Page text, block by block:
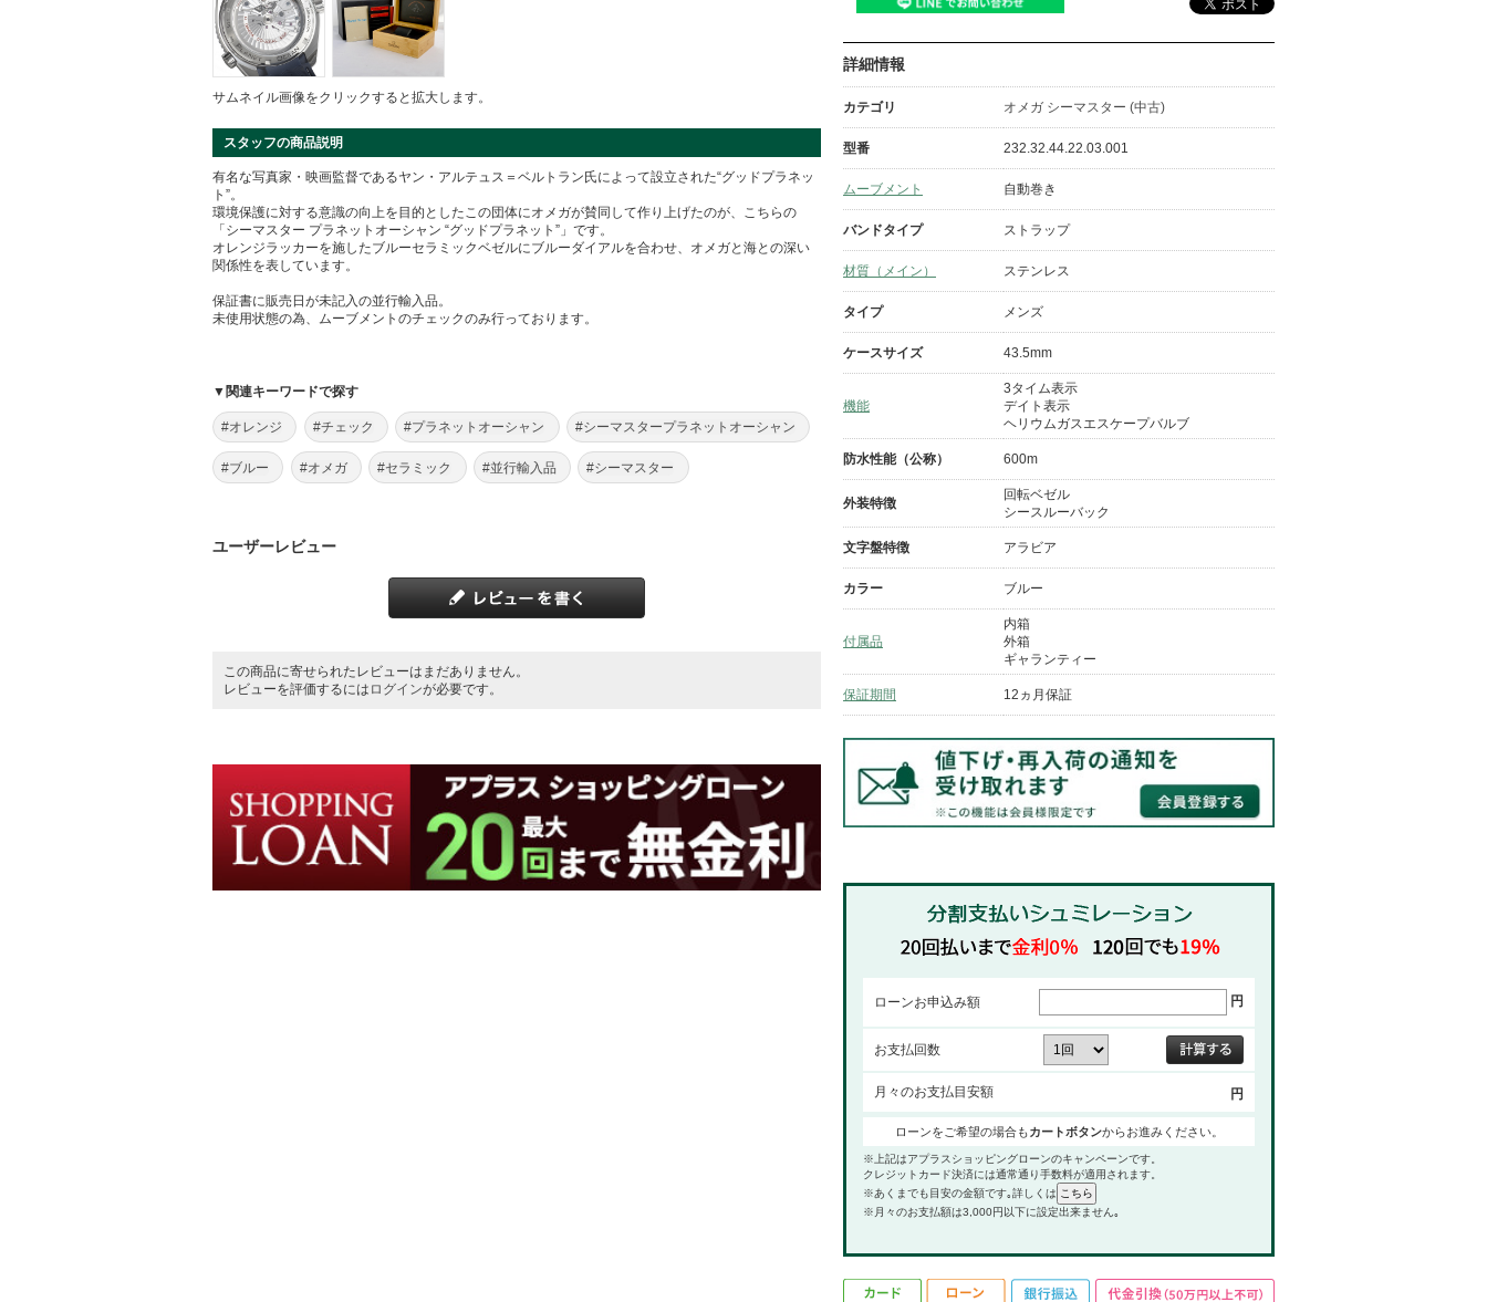
サムネイル画像をクリックすると拡大します。
スタッフの商品説明
有名な写真家・映画監督であるヤン・アルテュス＝ベルトラン氏によって設立された“グッドプラネッ
ト”。
環境保護に対する意識の向上を目的としたこの団体にオメガが賛同して作り上げたのが、こちらの
「シーマスター プラネットオーシャン “グッドプラネット”」です。
オレンジラッカーを施したブルーセラミックベゼルにブルーダイアルを合わせ、オメガと海との深い
関係性を表しています。
保証書に販売日が未記入の並行輸入品。
未使用状態の為、ムーブメントのチェックのみ行っております。
▼関連キーワードで探す
#オレンジ #チェック #プラネットオーシャン #シーマスタープラネットオーシャン
#ブルー #オメガ #セラミック #並行輸入品 #シーマスター
ユーザーレビュー
この商品に寄せられたレビューはまだありません。
レビューを評価するには ログインが必要です。
詳細情報
カテゴリ オメガ シーマスター (中古)
型番 232.32.44.22.03.001
ムーブメント 自動巻き
バンドタイプ ストラップ
材質（メイン） ステンレス
タイプ メンズ
ケースサイズ 43.5mm
機能
3タイム表示
デイト表示
ヘリウムガスエスケープバルブ
防水性能（公称） 600m
外装特徴
回転ベゼル
シースルーバック
文字盤特徴 アラビア
カラー ブルー
付属品
内箱
外箱
ギャランティー
保証期間 12ヵ月保証
ローンお申込み額 円
お支払回数
月々のお支払目安額 円
ローンをご希望の場合もカートボタンからお進みください。
※上記はアプラスショッピングローンのキャンペーンです。
クレジットカード決済には通常通り手数料が適用されます。
※あくまでも目安の金額です｡詳しくは
※月々のお支払額は3,000円以下に設定出来ません｡